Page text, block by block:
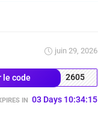
juin 29, 2026
le code 2605
IN 03 Days 10:34:14